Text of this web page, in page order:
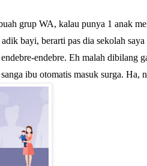
grup WA, kalau punya 1 anak
bayi, berarti pas dia sekolah
endebre. Eh malah dibilang
ibu otomatis masuk surga. Ha,